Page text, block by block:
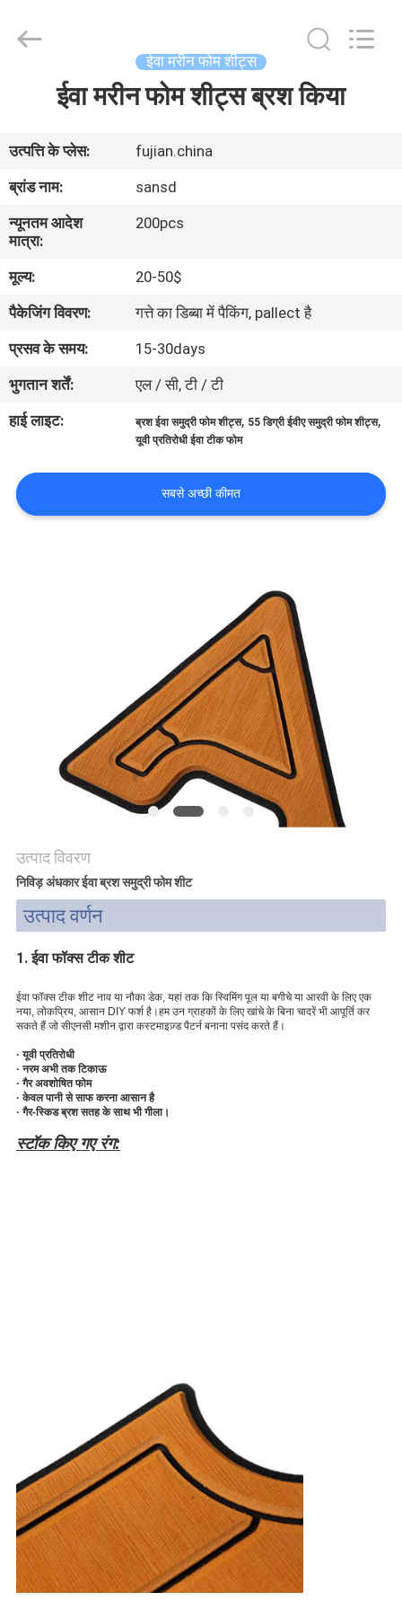
उत्पादों
वीडियो
हमारे
बारे
कारखाना
भ्रमण
गुणवत्ता
नियंत्रण
साइटमैप
PRIVACY
POLICY
Co.,Ltd.
ईवा मरीन फोम शीट्स
ईवा मरीन फोम शीट्स ब्रश किया
उत्पत्ति के प्लेस:
fujian.china
ब्रांड नाम:
sansd
न्यूनतम आदेश
मात्रा:
200pcs
मूल्य:
20-50$
पैकेजिंग विवरण:
गत्ते का डिब्बा में पैकिंग, pallect है
प्रसव के समय:
15-30days
भुगतान शर्तें:
एल / सी, टी / टी
हाई लाइट:
ब्रश ईवा समुद्री फोम शीट्स, 55 डिग्री ईवीए समुद्री फोम शीट्स,
यूवी प्रतिरोधी ईवा टीक फोम
सबसे अच्छी कीमत
उत्पाद विवरण
निविड़ अंधकार ईवा ब्रश समुद्री फोम शीट
उत्पाद वर्णन
1. ईवा फॉक्स टीक शीट
ईवा फॉक्स टीक शीट नाव या नौका डेक, यहां तक ​​कि स्विमिंग पूल या बगीचे या आरवी के लिए एक
नया, लोकप्रिय, आसान DIY फर्श है।हम उन ग्राहकों के लिए खांचे के बिना चादरें भी आपूर्ति कर
सकते हैं जो सीएनसी मशीन द्वारा कस्टमाइज़्ड पैटर्न बनाना पसंद करते हैं।
· यूवी प्रतिरोधी
· नरम अभी तक टिकाऊ
· गैर अवशोषित फोम
· केवल पानी से साफ करना आसान है
· गैर-स्किड ब्रश सतह के साथ भी गीला।
स्टॉक किए गए रंग: